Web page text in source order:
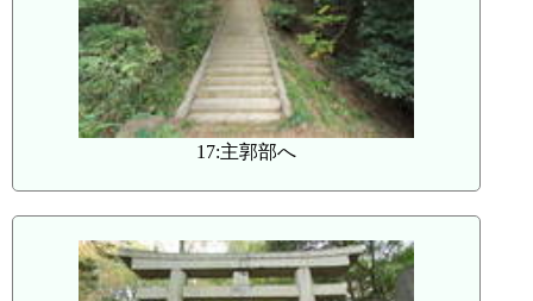
17:主郭部へ